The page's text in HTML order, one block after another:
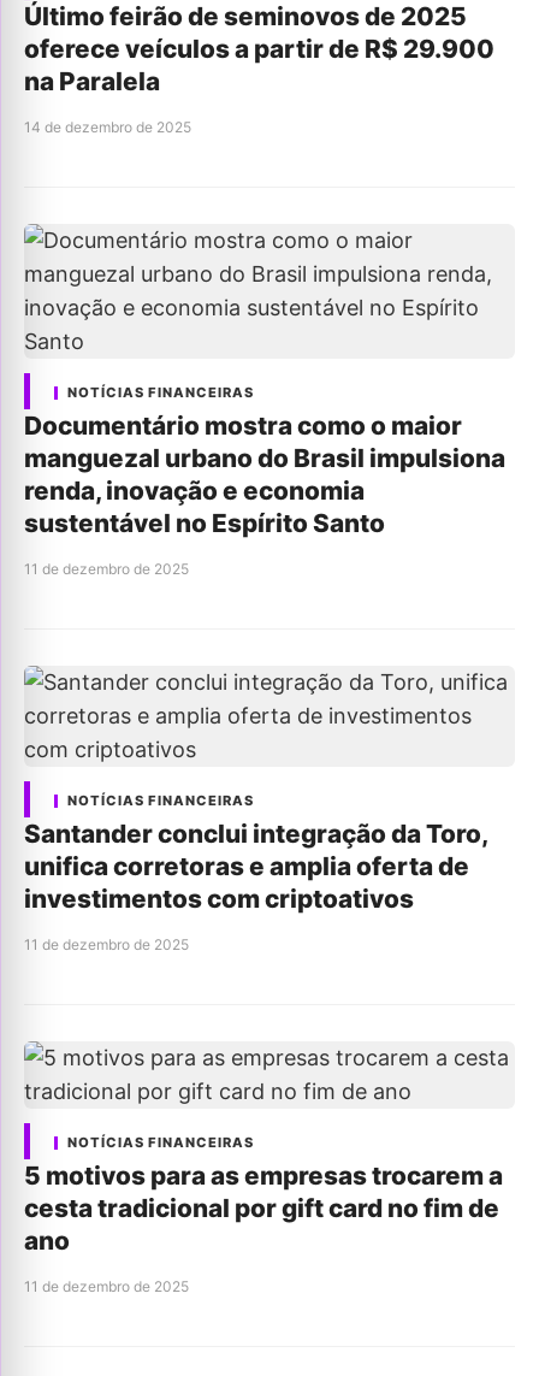
Último feirão de seminovos de 2025
oferece veículos a partir de R$ 29.900
na Paralela
14 de dezembro de 2025
NOTÍCIAS FINANCEIRAS
Documentário mostra como o maior
manguezal urbano do Brasil impulsiona
renda, inovação e economia
sustentável no Espírito Santo
11 de dezembro de 2025
NOTÍCIAS FINANCEIRAS
Santander conclui integração da Toro,
unifica corretoras e amplia oferta de
investimentos com criptoativos
11 de dezembro de 2025
NOTÍCIAS FINANCEIRAS
5 motivos para as empresas trocarem a
cesta tradicional por gift card no fim de
ano
11 de dezembro de 2025